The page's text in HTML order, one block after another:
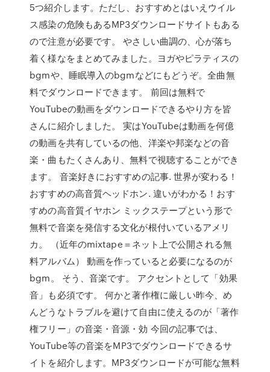
5つ紹介します。ただし、おすすめとはいえウイル
ス感染の危険もあるMP3ダウンロードサイトもある
ので注意が必要です。 やさしい曲調の、心が落ち
着く様なをまとめてみました。ヨガやピラティスの
bgmや、睡眠導入のbgmなどにもどうぞ。全曲無
料でダウンロードできます。 前回は無料で
YouTubeの動画をダウンロードできるやり方を皆
さんに紹介しました。 実はYouTubeは動画を何億
の動画を共有しているの他、洋楽や邦楽などの音
楽・曲もたくさんあり、無料で視聴することができ
ます。 音楽好きにおすすめの記事. 世界が変わる！
おすすめの高音質ヘッドホン. 違いがわかる！おす
すめの高音質イヤホン ミックステープという形で
無料で音楽を発信する文化が根付いているアメリ
カ。 （近年のmixtape＝ネット上で公開される無
料アルバム） 動画を作っていると必要になるのが
bgm。 そう、音楽です。 アクセントとして「効果
音」も必須です。 何かと著作権に厳しい昨今、め
んどうなトラブルを避けて自由に使えるのが「著作
権フリー」の音楽・音源・効 今回の記事では、
YouTube等の音楽をMP3でダウンロードできるサ
イトを紹介します。MP3ダウンロードが可能な無料